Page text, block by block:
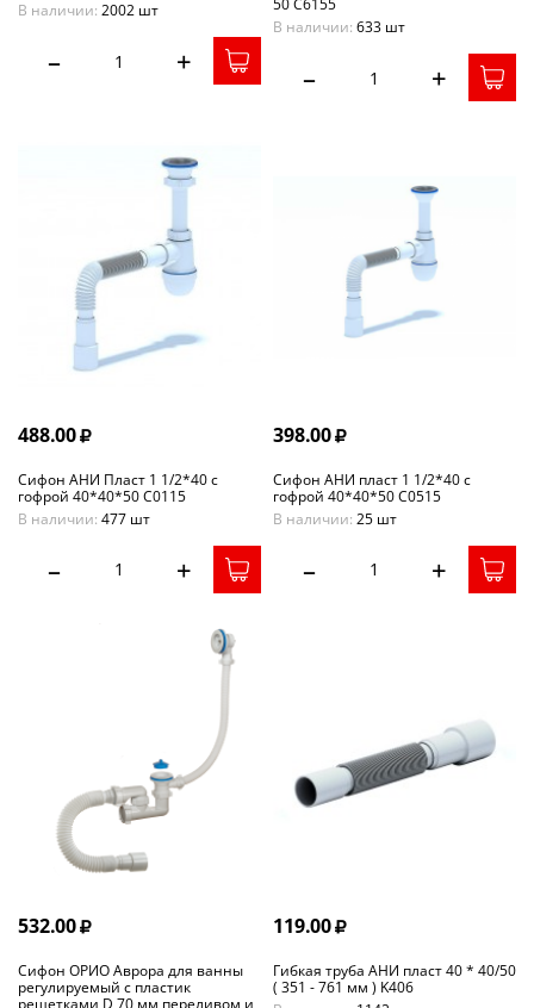
В наличии: 2002 шт
– +
50 С6155
В наличии: 633 шт
– +
488.00
Сифон АНИ Пласт 1 1/2*40 с
гофрой 40*40*50 С0115
В наличии: 477 шт
– +
398.00
Сифон АНИ пласт 1 1/2*40 с
гофрой 40*40*50 С0515
В наличии: 25 шт
– +
532.00
Сифон ОРИО Аврора для ванны
регулируемый с пластик
119.00
Гибкая труба АНИ пласт 40 * 40/50
( 351 - 761 мм ) K406